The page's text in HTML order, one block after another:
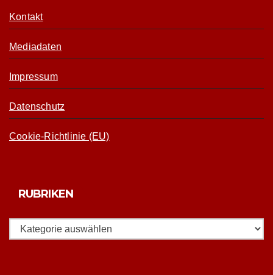
Kontakt
Mediadaten
Impressum
Datenschutz
Cookie-Richtlinie (EU)
RUBRIKEN
Rubriken